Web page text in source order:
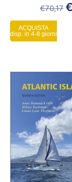
€70,17 €
ACQUISTA
disp. in 4-8 giorni